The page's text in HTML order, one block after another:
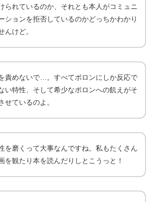
られているのか、それとも本人がコミュニ
ションを拒否しているのかどっちかわかり
んけど。
責めないで…。すべてポロンにしか反応で
い特性、そして希少なポロンへの飢えがそ
せているのよ。
を磨くって大事なんですね。私もたくさん
を観たり本を読んだりしとこうっと！